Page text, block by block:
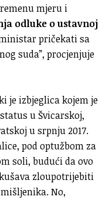
mjeru i
odluke o ustavnoj
pričekati sa
suda”, procjenjuje
je izbjeglica kojem je
u Švicarskoj,
u srpnju 2017.
pod optužbom za
soli, budući da ovo
zloupotrijebiti
No,